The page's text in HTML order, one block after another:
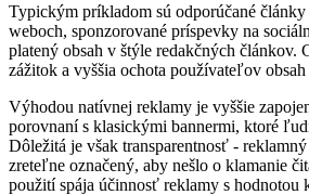
Typickým príkladom sú odporúčané články
weboch, sponzorované príspevky na
platený obsah v štýle redakčných článkov.
zážitok a vyššia ochota používateľov
Výhodou natívnej reklamy je vyššie
porovnaní s klasickými bannermi, ktoré
Dôležitá je však transparentnosť -
zreteľne označený, aby nešlo o klamanie
použití spája účinnosť reklamy s hodnotou